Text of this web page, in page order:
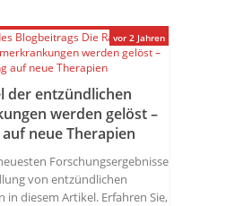
der entzündlichen
werden gelöst –
neue Therapien
Forschungsergebnisse
von entzündlichen
in diesem Artikel. Erfahren Sie,
vor 2 Jahren